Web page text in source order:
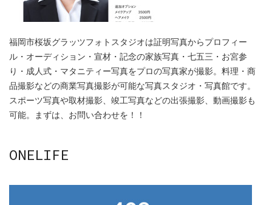
福岡市桜坂グラッツフォトスタジオは証明写真からプロフィー
ル・オーディション・宣材・記念の家族写真・七五三・お宮参
り・成人式・マタニティー写真をプロの写真家が撮影。料理・商
品撮影などの商業写真撮影が可能な写真スタジオ・写真館です。
スポーツ写真や取材撮影、竣工写真などの出張撮影、動画撮影も
可能。まずは、お問い合わせを！！
ONELIFE